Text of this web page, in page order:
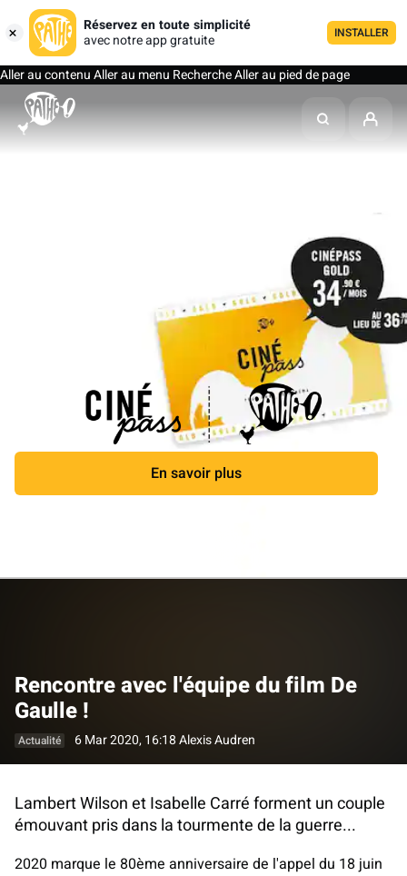
Réservez en toute simplicité
avec notre app gratuite
INSTALLER
Aller au contenuAller au menu RechercheAller au pied de page
En savoir plus
Rencontre avec l'équipe du film De
Gaulle !
Actualité 6 Mar 2020, 16:18Alexis Audren
Lambert Wilson et Isabelle Carré forment un couple
émouvant pris dans la tourmente de la guerre...
2020 marque le 80ème anniversaire de l'appel du 18 juin